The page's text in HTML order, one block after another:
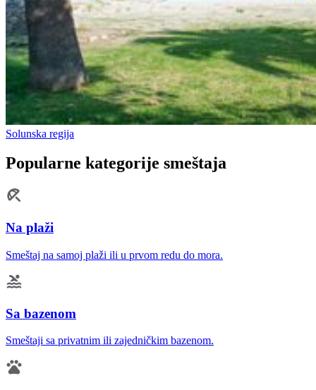
Solunska regija
Popularne kategorije smeštaja
Na plaži
Smeštaj na samoj plaži ili u prvom redu do mora.
Sa bazenom
Smeštaji sa privatnim ili zajedničkim bazenom.